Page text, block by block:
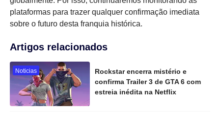
plataformas para trazer qualquer confirmação imediata
sobre o futuro desta franquia histórica.
Artigos relacionados
Noticias
Rockstar encerra mistério e
confirma Trailer 3 de GTA 6 com
estreia inédita na Netflix